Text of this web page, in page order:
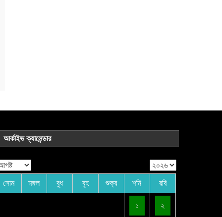
সালিশে হাজির হয়নি মুন্না ও তার সন্ত্রাসী
চক্র
আর্কাইভ ক্যালেন্ডার
সোম মঙ্গল বুধ বৃহ শুক্র শনি রবি
১ ২